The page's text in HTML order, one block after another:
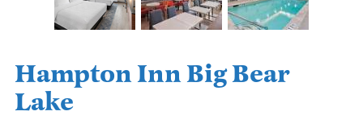
Hampton Inn Big Bear
Lake